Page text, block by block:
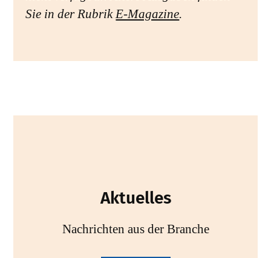
Sie in der RubrikE-Magazine.
Aktuelles
Nachrichten aus der Branche